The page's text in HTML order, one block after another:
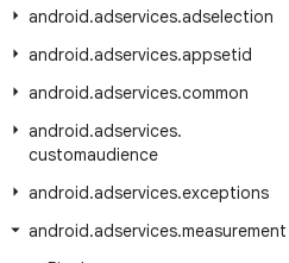
android.adservices.adselection
android.adservices.appsetid
android.adservices.common
android.adservices.
customaudience
android.adservices.exceptions
android.adservices.measurement